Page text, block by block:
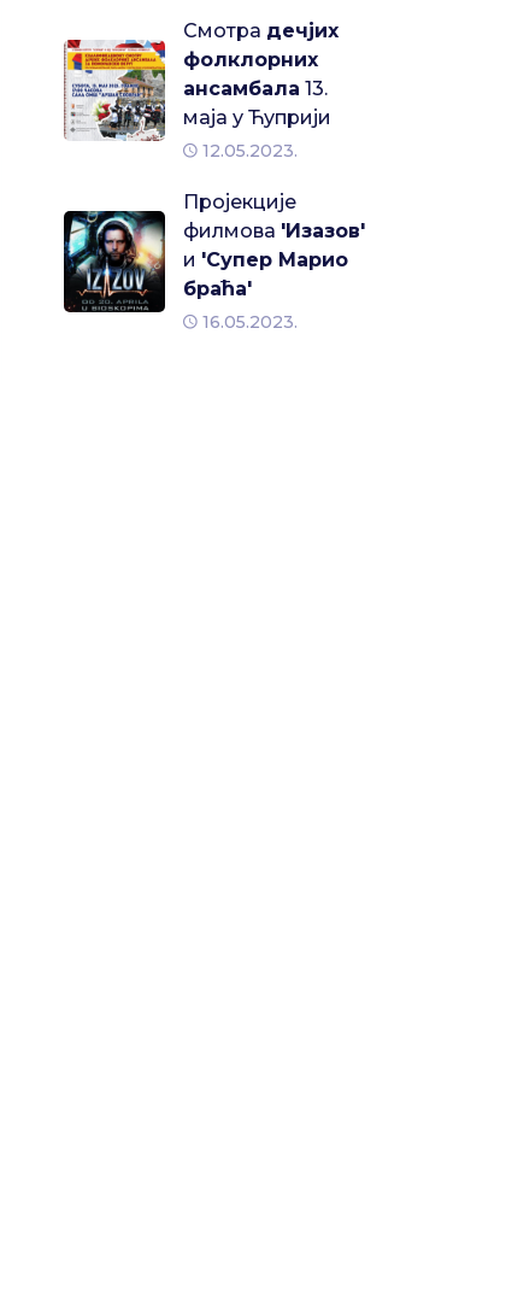
Смотра дечјих
фолклорних
ансамбала 13.
маја у Ћуприји
12.05.2023.
Пројекције
филмова 'Изазов'
и 'Супер Марио
браћа'
16.05.2023.